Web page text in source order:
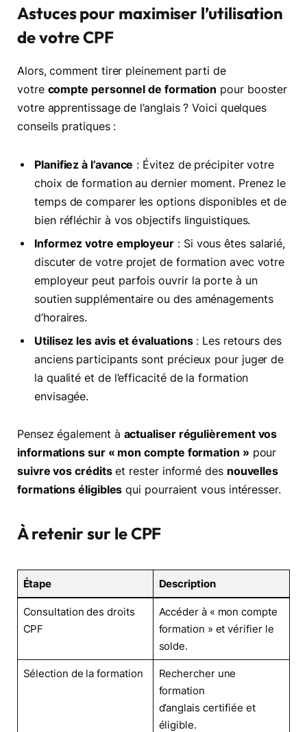
Astuces pour maximiser l’utilisation
de votre CPF
Alors, comment tirer pleinement parti de
votre compte personnel de formation pour booster
votre apprentissage de l’anglais ? Voici quelques
conseils pratiques :
Planifiez à l’avance : Évitez de précipiter votre
choix de formation au dernier moment. Prenez le
temps de comparer les options disponibles et de
bien réfléchir à vos objectifs linguistiques.
Informez votre employeur : Si vous êtes salarié,
discuter de votre projet de formation avec votre
employeur peut parfois ouvrir la porte à un
soutien supplémentaire ou des aménagements
d’horaires.
Utilisez les avis et évaluations: Les retours des
anciens participants sont précieux pour juger de
la qualité et de l’efficacité de la formation
envisagée.
Pensez également à actualiser régulièrement vos
informations sur « mon compte formation » pour
suivre vos créditset rester informé des nouvelles
formations éligibles qui pourraient vous intéresser.
À retenir sur le CPF
Étape Description
Consultation des droits
CPF
Accéder à « mon compte
formation » et vérifier le
solde.
Sélection de la formation
Rechercher une
formation
d’anglais certifiée et
éligible.